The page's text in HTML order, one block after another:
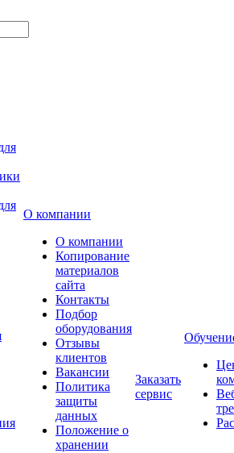
О компании
О компании
Копирование
материалов
сайта
Контакты
Подбор
оборудования
Отзывы
клиентов
Вакансии
Политика
защиты
данных
Положение о
хранении
Заказать
сервис